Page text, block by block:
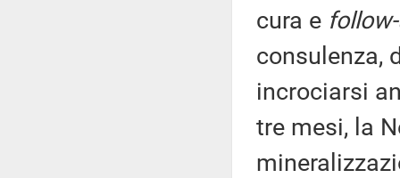
cura e
consulenza,
incrociarsi
tre mesi, la